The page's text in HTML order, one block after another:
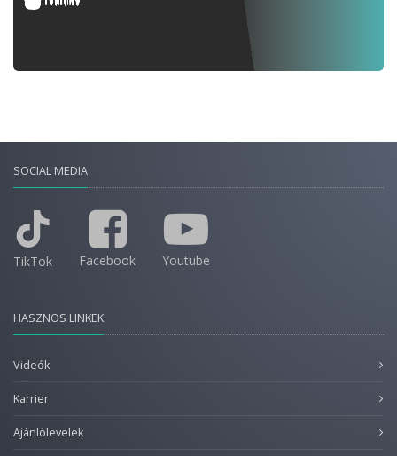
SOCIAL MEDIA
TikTok Facebook Youtube
HASZNOS LINKEK
Videók
Karrier
Ajánlólevelek